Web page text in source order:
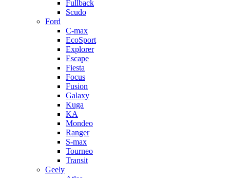
Fullback
Scudo
Ford
C-max
EcoSport
Explorer
Escape
Fiesta
Focus
Fusion
Galaxy
Kuga
KA
Mondeo
Ranger
S-max
Tourneo
Transit
Geely